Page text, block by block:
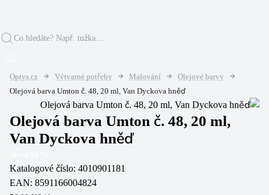
Optys.cz Výtvarné potřeby Malování
Olejové barvy
Olejová barva Umton č. 48, 20 ml, Van Dyckova hněď
Olejová barva Umton č. 48, 20 ml,
Van Dyckova hněď
Katalogové číslo: 4010901181
EAN: 8591166004824